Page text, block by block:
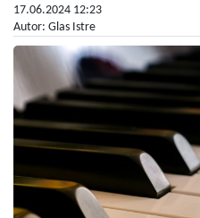
17.06.2024 12:23
Autor: Glas Istre